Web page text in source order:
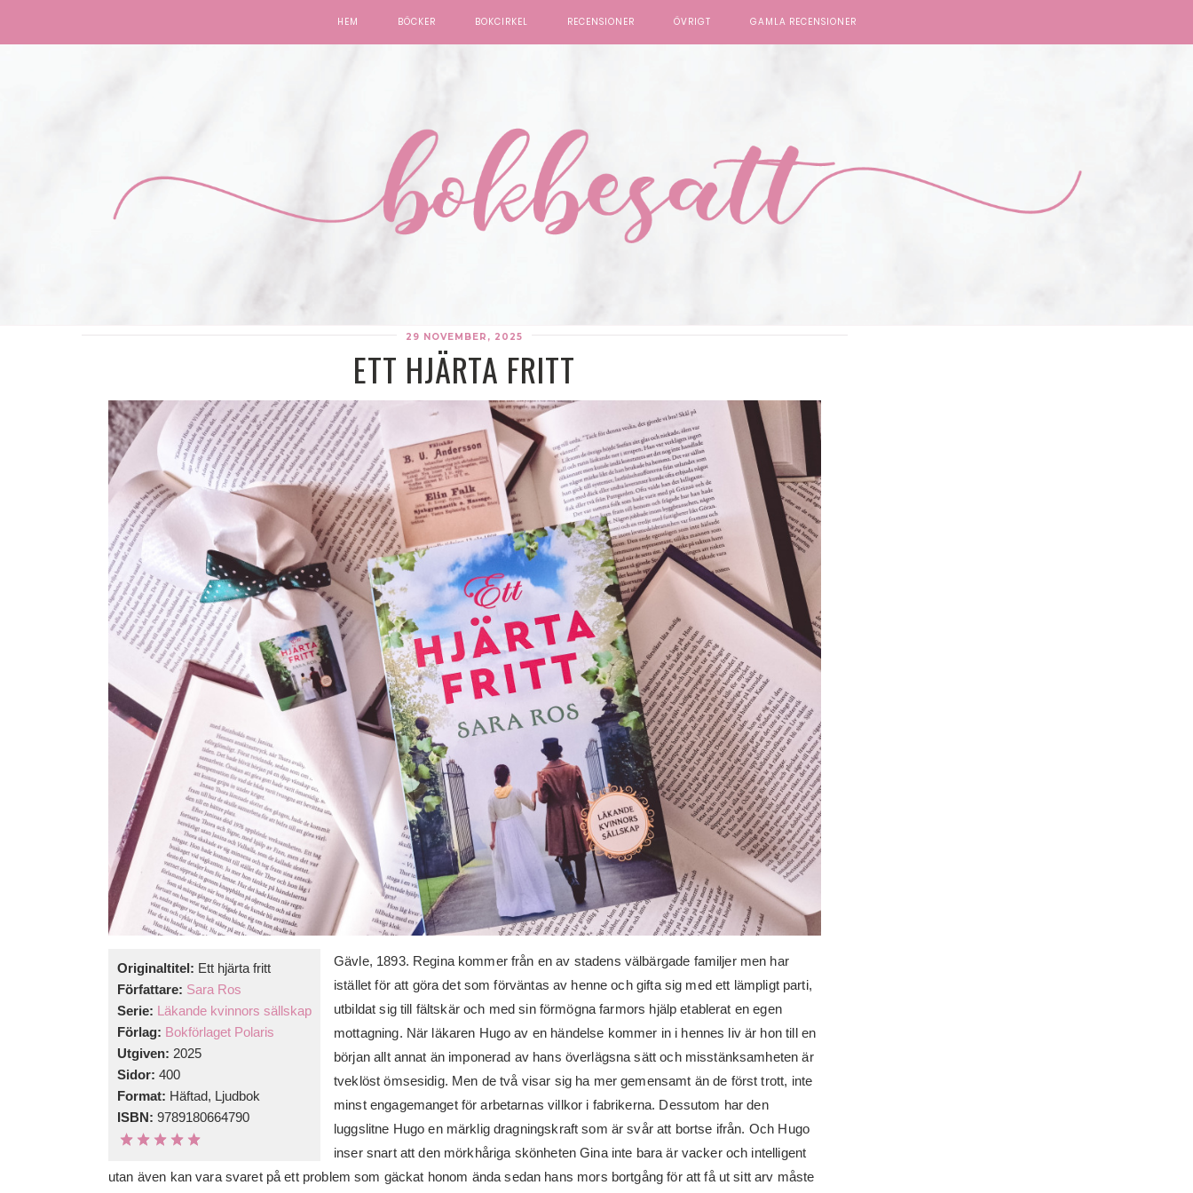
HEM BÖCKER BOKCIRKEL RECENSIONER ÖVRIGT GAMLA RECENSIONER
29 NOVEMBER, 2025
ETT HJÄRTA FRITT
Originaltitel: Ett hjärta fritt
Författare: Sara Ros
Serie: Läkande kvinnors sällskap
Förlag: Bokförlaget Polaris
Utgiven: 2025
Sidor: 400
Format: Häftad, Ljudbok
ISBN: 9789180664790
Gävle, 1893. Regina kommer från en av stadens välbärgade familjer men har
istället för att göra det som förväntas av henne och gifta sig med ett lämpligt parti,
utbildat sig till fältskär och med sin förmögna farmors hjälp etablerat en egen
mottagning. När läkaren Hugo av en händelse kommer in i hennes liv är hon till en
början allt annat än imponerad av hans överlägsna sätt och misstänksamheten är
tveklöst ömsesidig. Men de två visar sig ha mer gemensamt än de först trott, inte
minst engagemanget för arbetarnas villkor i fabrikerna. Dessutom har den
luggslitne Hugo en märklig dragningskraft som är svår att bortse ifrån. Och Hugo
inser snart att den mörkhåriga skönheten Gina inte bara är vacker och intelligent
utan även kan vara svaret på ett problem som gäckat honom ända sedan hans mors bortgång för att få ut sitt arv måste